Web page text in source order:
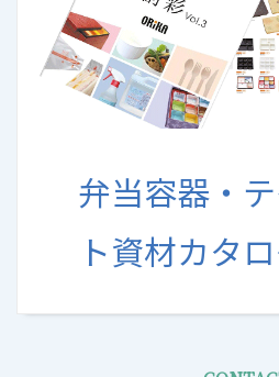
弁当容器・
ト資材カタ